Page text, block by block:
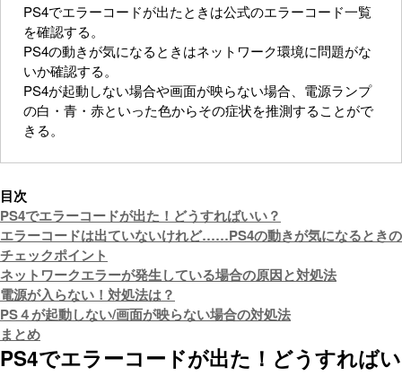
PS4でエラーコードが出たときは公式のエラーコード一覧
を確認する。
PS4の動きが気になるときはネットワーク環境に問題がな
いか確認する。
PS4が起動しない場合や画面が映らない場合、電源ランプ
の白・青・赤といった色からその症状を推測することがで
きる。
目次
PS4でエラーコードが出た！どうすればいい？
エラーコードは出ていないけれど……PS4の動きが気になるときの
チェックポイント
ネットワークエラーが発生している場合の原因と対処法
電源が入らない！対処法は？
PS４が起動しない/画面が映らない場合の対処法
まとめ
PS4でエラーコードが出た！どうすればい